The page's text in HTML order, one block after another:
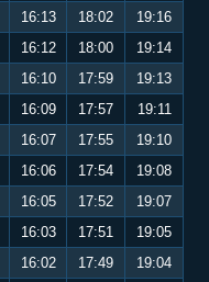
16:13 18:02
19:16
16:12 18:00
19:14
16:10 17:59
19:13
16:09 17:57
19:11
16:07 17:55
19:10
16:06 17:54
19:08
16:05 17:52
19:07
16:03 17:51
19:05
16:02 17:49
19:04